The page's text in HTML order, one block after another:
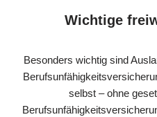
Wichtige
Besonders wichtig sind
selbst – ohne